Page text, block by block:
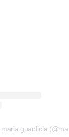
maria guardiola